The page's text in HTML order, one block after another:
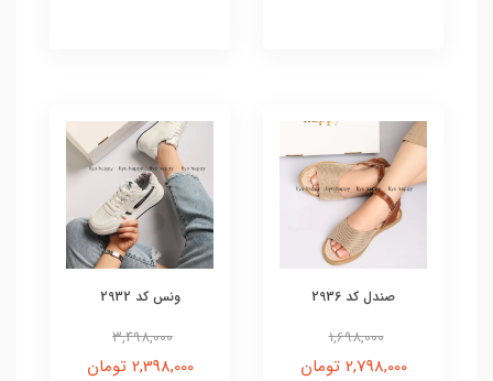
صندل کد 2936
1,698,000
2,798,000 تومان
ونس کد 2932
3,498,000
2,398,000 تومان